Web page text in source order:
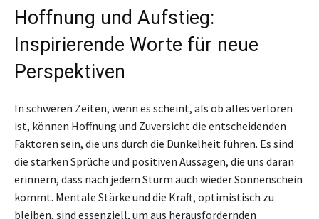
Hoffnung und Aufstieg:
Inspirierende Worte für neue
Perspektiven
In schweren Zeiten, wenn es scheint, als ob alles verloren
ist, können Hoffnung und Zuversicht die entscheidenden
Faktoren sein, die uns durch die Dunkelheit führen. Es sind
die starken Sprüche und positiven Aussagen, die uns daran
erinnern, dass nach jedem Sturm auch wieder Sonnenschein
kommt. Mentale Stärke und die Kraft, optimistisch zu
bleiben, sind essenziell, um aus herausfordernden